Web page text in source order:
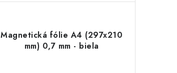
Magnetická fólie A4 (297x210
mm) 0,7 mm - biela